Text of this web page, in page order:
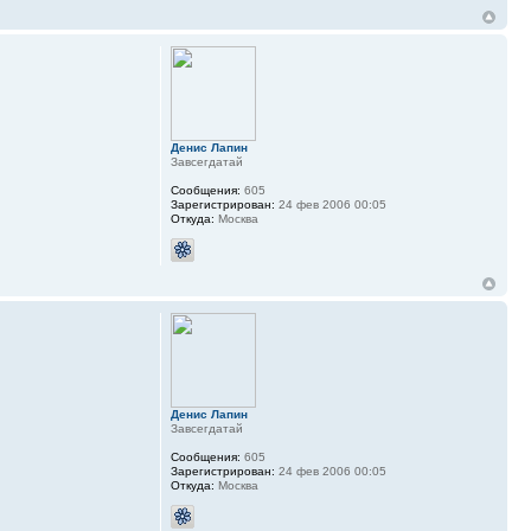
Денис Лапин
Завсегдатай
Сообщения: 605
Зарегистрирован: 24 фев 2006 00:05
Откуда: Москва
Денис Лапин
Завсегдатай
Сообщения: 605
Зарегистрирован: 24 фев 2006 00:05
Откуда: Москва